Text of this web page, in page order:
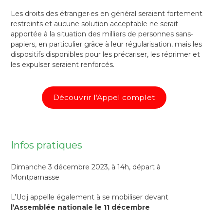
Les droits des étranger·es en général seraient fortement
restreints et aucune solution acceptable ne serait
apportée à la situation des milliers de personnes sans-
papiers, en particulier grâce à leur régularisation, mais les
dispositifs disponibles pour les précariser, les réprimer et
les expulser seraient renforcés.
Découvrir l’Appel complet
Infos pratiques
Dimanche 3 décembre 2023, à 14h, départ à
Montparnasse
L’Ucij appelle également à se mobiliser devant
l’Assemblée nationale le 11 décembre